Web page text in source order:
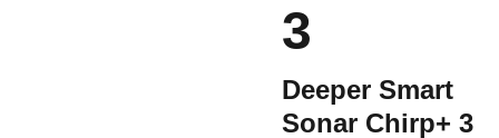
3
Deeper Smart
Sonar Chirp+ 3